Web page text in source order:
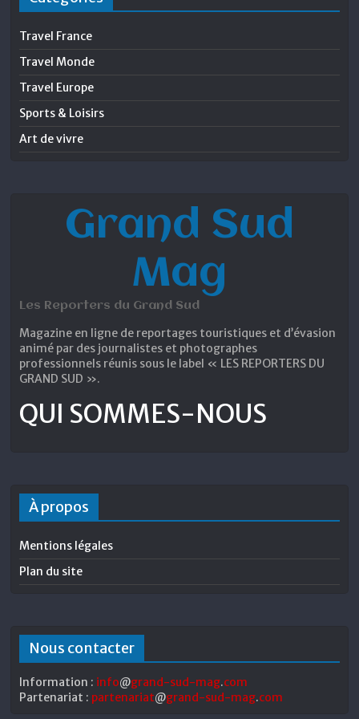
Travel France
Travel Monde
Travel Europe
Sports & Loisirs
Art de vivre
Grand Sud
Mag
Les Reporters du Grand Sud
Magazine en ligne de reportages touristiques et d’évasion
animé par des journalistes et photographes
professionnels réunis sous le label « LES REPORTERS DU
GRAND SUD ».
QUI SOMMES-NOUS
À propos
Mentions légales
Plan du site
Nous contacter
Information : info@grand-sud-mag.com
Partenariat : partenariat@grand-sud-mag.com